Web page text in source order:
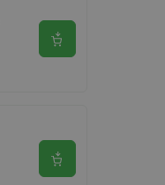
Se produkt
Se produkt